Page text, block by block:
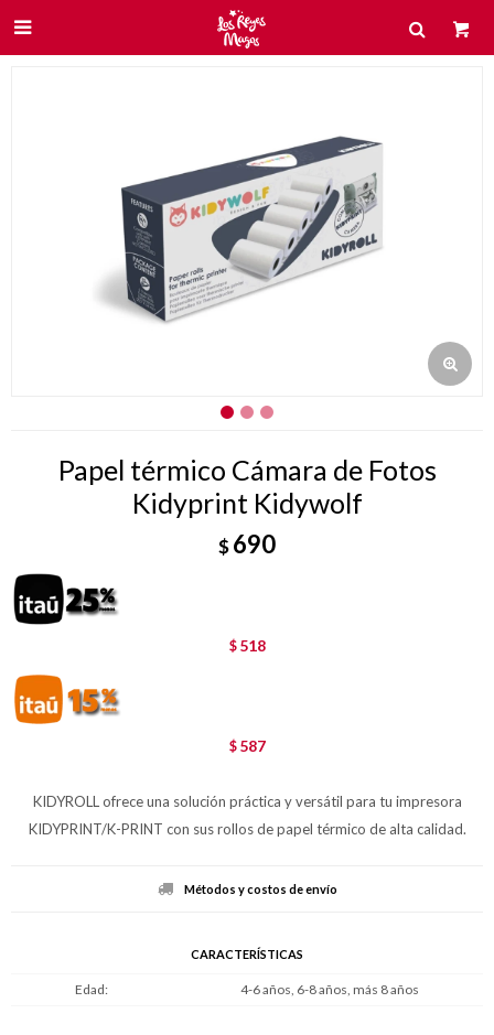

Papel térmico Cámara de Fotos
Kidyprint Kidywolf
$690
$ 518
$ 587
KIDYROLL ofrece una solución práctica y versátil para tu impresora
KIDYPRINT/K-PRINT con sus rollos de papel térmico de alta calidad.
Métodos y costos de envío
CARACTERÍSTICAS
Edad 4-6 años, 6-8 años, más 8 años